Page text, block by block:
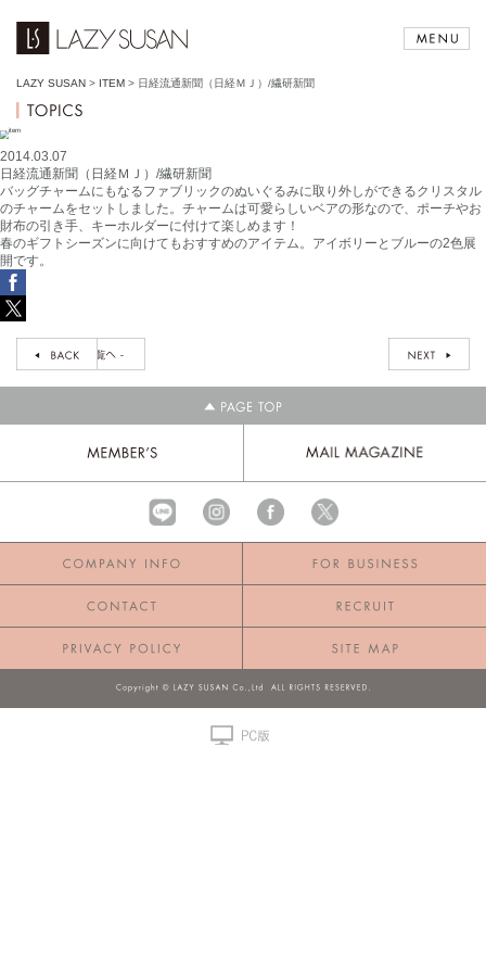
LAZY SUSAN > ITEM > 日経流通新聞（日経ＭＪ）/繊研新聞
2014.03.07
日経流通新聞（日経ＭＪ）/繊研新聞
バッグチャームにもなるファブリックのぬいぐるみに取り外しができるクリスタル
のチャームをセットしました。チャームは可愛らしいベアの形なので、ポーチやお
財布の引き手、キーホルダーに付けて楽しめます！
春のギフトシーズンに向けてもおすすめのアイテム。アイボリーとブルーの2色展
開です。